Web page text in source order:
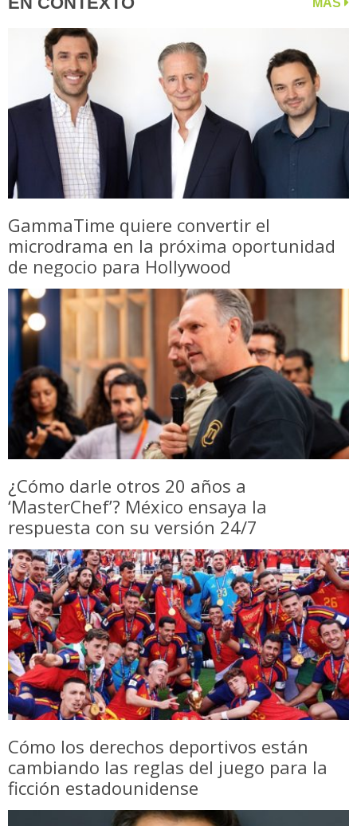
MÁS
GammaTime quiere convertir el
microdrama en la próxima oportunidad
de negocio para Hollywood
¿Cómo darle otros 20 años a
‘MasterChef’? México ensaya la
respuesta con su versión 24/7
Cómo los derechos deportivos están
cambiando las reglas del juego para la
ficción estadounidense